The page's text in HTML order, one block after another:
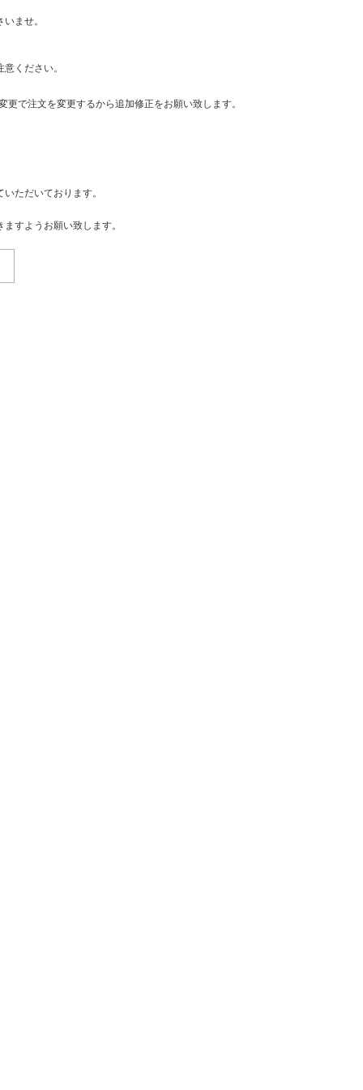
ませ。
ください。
で注文を変更するから追加修正をお願い致します。
ただいております。
すようお願い致します。